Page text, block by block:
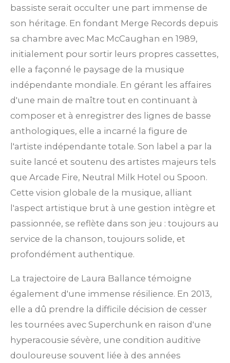
bassiste serait occulter une part immense de
son héritage. En fondant Merge Records depuis
sa chambre avec Mac McCaughan en 1989,
initialement pour sortir leurs propres cassettes,
elle a façonné le paysage de la musique
indépendante mondiale. En gérant les affaires
d'une main de maître tout en continuant à
composer et à enregistrer des lignes de basse
anthologiques, elle a incarné la figure de
l'artiste indépendante totale. Son label a par la
suite lancé et soutenu des artistes majeurs tels
que Arcade Fire, Neutral Milk Hotel ou Spoon.
Cette vision globale de la musique, alliant
l'aspect artistique brut à une gestion intègre et
passionnée, se reflète dans son jeu : toujours au
service de la chanson, toujours solide, et
profondément authentique.
La trajectoire de Laura Ballance témoigne
également d'une immense résilience. En 2013,
elle a dû prendre la difficile décision de cesser
les tournées avec Superchunk en raison d'une
hyperacousie sévère, une condition auditive
douloureuse souvent liée à des années